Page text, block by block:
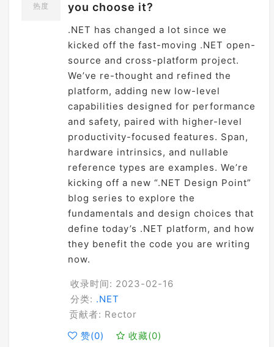
热度 you choose it?
.NET has changed a lot since we
kicked off the fast-moving .NET open-
source and cross-platform project.
We’ve re-thought and refined the
platform, adding new low-level
capabilities designed for performance
and safety, paired with higher-level
productivity-focused features. Span,
hardware intrinsics, and nullable
reference types are examples. We’re
kicking off a new “.NET Design Point”
blog series to explore the
fundamentals and design choices that
define today’s .NET platform, and how
they benefit the code you are writing
now.
收录时间: 2023-02-16
分类: .NET
贡献者: Rector
赞(0) 收藏(0)